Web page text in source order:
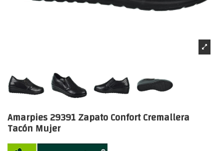
Amarpies 29391 Zapato Confort Cremallera
Tacón Mujer